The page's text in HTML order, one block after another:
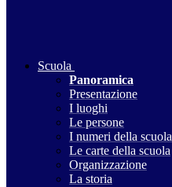
Scuola
Panoramica
Presentazione
I luoghi
Le persone
I numeri della scuola
Le carte della scuola
Organizzazione
La storia